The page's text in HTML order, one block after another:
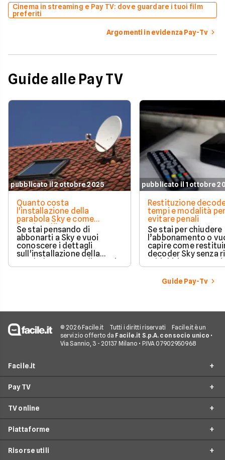
Cinema in streaming e Pay TV: dove guardare i tuoi film
preferiti
Argomenti in evidenza Pay-Tv
Guide alle Pay TV
pubblicato il 2 ottobre 2025
Quanto costa
l'installazione della
parabola Sky e come
funziona l'intervento
Se stai pensando di
abbonarti a Sky e vuoi
conoscere i dettagli
sull'installazione della
parabola, ecco quali sono i
costi associati
pubblicato il 1 ottobre
Restituzione
tempi e modalità
evitare penali
Se stai per chiudere
l’abbonamento o
capire come
decoder Sky senza
addebiti, questa
porta passo dopo
Guide Pay-Tv
© 2026 Facile.it Tutti i diritti riservati
Facile.it è un
servizio offerto da Facile.it S.p.A. con socio unico •
Via Sannio, 3 - 20137 Milano • P.IVA 07902950968
Facile.it
Assicurazioni
Prestiti
Mutui
Pay TV
Offerte Sky
Offerte Mediaset Premium
TV online
Offerte Now TV
Piattaforme
Risorse utili